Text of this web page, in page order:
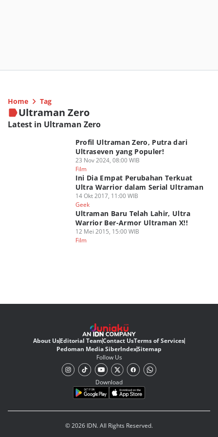
Home Tag
Ultraman Zero
Latest in Ultraman Zero
Profil Ultraman Zero, Putra dari
Ultraseven yang Populer!
23 Nov 2024, 08:00 WIB
Film
Ini Dia Empat Perubahan Terkuat
Ultra Warrior dalam Serial Ultraman
14 Okt 2017, 11:00 WIB
Geek
Ultraman Baru Telah Lahir, Ultra
Warrior Ber-Armor Ultraman X!!
12 Mei 2015, 15:00 WIB
Film
About UsEditorial TeamContact UsTerms of Services
Pedoman Media SiberIndexSitemap
Follow Us
Download
© 2026 IDN. All Rights Reserved.